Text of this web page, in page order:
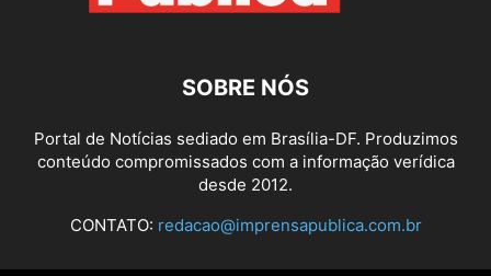
SOBRE NÓS
Portal de Notícias sediado em Brasília-DF. Produzimos
conteúdo compromissados com a informação verídica
desde 2012.
CONTATO: redacao@imprensapublica.com.br